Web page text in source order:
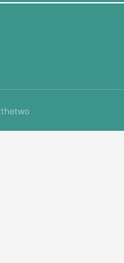
thetwo